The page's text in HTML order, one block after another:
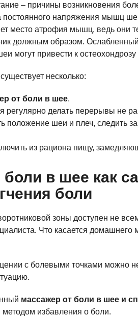
– причины возникновения
постоянного напряжения мышц
место атрофия мышц, ведь они
должным образом.
могут привести к
несколько:
от боли в шее.
регулярно делать перерывы не
положение шеи и плеч, следить
из рациона пищу,
боли в шее как
боли
зоны доступен не
Что касается домашнего
с болевыми точками можно
массажер от боли в шее и
избавления о боли.